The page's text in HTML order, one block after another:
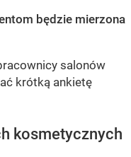
będzie mierzona
salonów
krótką ankietę
kosmetycznych